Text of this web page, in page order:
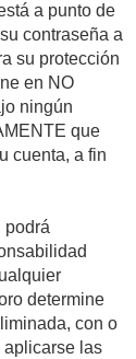
a punto de
contraseña a
su protección
en NO
ningún
que
cuenta, a fin
podrá
determine
con o
aplicarse las